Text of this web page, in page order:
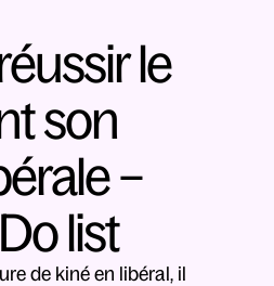
le
son
–
list
de kiné en libéral, il